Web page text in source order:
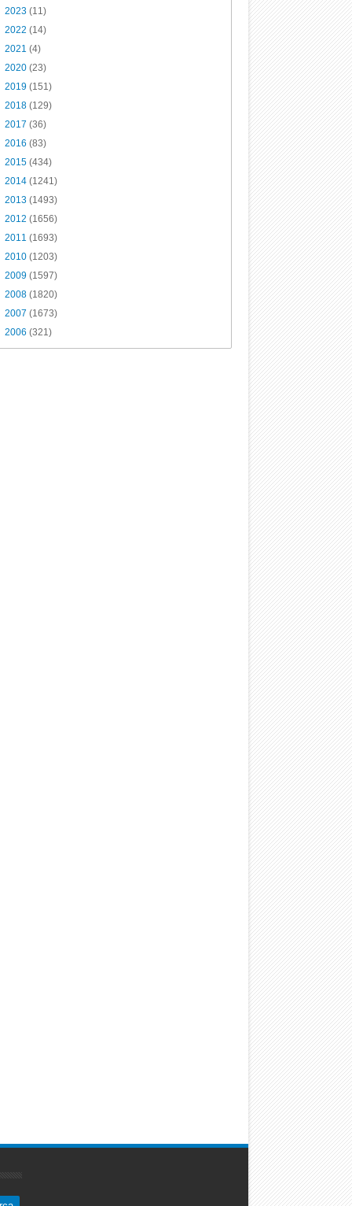
2023 (11)
2022 (14)
2021 (4)
2020 (23)
2019 (151)
2018 (129)
2017 (36)
2016 (83)
2015 (434)
2014 (1241)
2013 (1493)
2012 (1656)
2011 (1693)
2010 (1203)
2009 (1597)
2008 (1820)
2007 (1673)
2006 (321)